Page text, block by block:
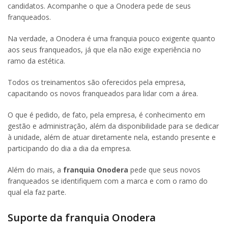
candidatos. Acompanhe o que a Onodera pede de seus
franqueados.
Na verdade, a Onodera é uma franquia pouco exigente quanto
aos seus franqueados, já que ela não exige experiência no
ramo da estética.
Todos os treinamentos são oferecidos pela empresa,
capacitando os novos franqueados para lidar com a área.
O que é pedido, de fato, pela empresa, é conhecimento em
gestão e administração, além da disponibilidade para se dedicar
à unidade, além de atuar diretamente nela, estando presente e
participando do dia a dia da empresa.
Além do mais, a franquia Onodera pede que seus novos
franqueados se identifiquem com a marca e com o ramo do
qual ela faz parte.
Suporte da franquia Onodera